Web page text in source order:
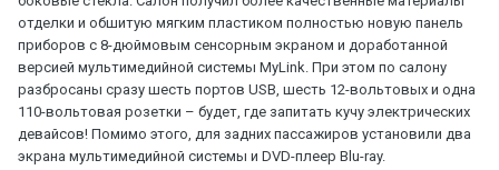
отделки и обшитую мягким пластиком полностью новую панель
приборов с 8-дюймовым сенсорным экраном и доработанной
версией мультимедийной системы MyLink. При этом по салону
разбросаны сразу шесть портов USB, шесть 12-вольтовых и одна
110-вольтовая розетки – будет, где запитать кучу электрических
девайсов! Помимо этого, для задних пассажиров установили два
экрана мультимедийной системы и DVD-плеер Blu-ray.